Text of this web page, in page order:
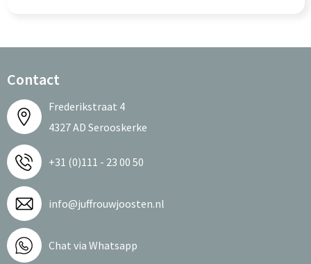
Contact
Frederikstraat 4
4327 AD Serooskerke
+31 (0)111 - 23 00 50
info@juffrouwjoosten.nl
Chat via Whatsapp